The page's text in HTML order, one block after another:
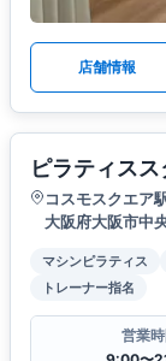
店舗情報
ピラティス
コスモスクエア
大阪府大阪市中
マシンピラティス
トレーナー指名
営業